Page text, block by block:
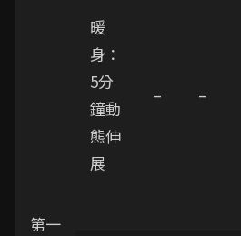
第一
暖
身：
5分
鐘動
態伸
展
– –